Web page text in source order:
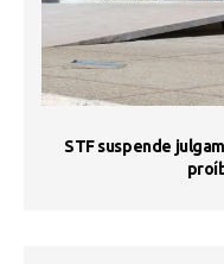
STF suspende